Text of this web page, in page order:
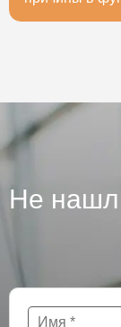
основанием,
причина
ее элементов.
усилением
исправит
службы
Не